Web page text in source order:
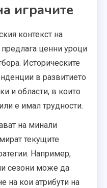
играчите
контекст на
предлага ценни уроци
Историческите
в развитието
и области, в които
е имал трудности.
на минали
текущите
Например,
сезони може да
на кои атрибути на